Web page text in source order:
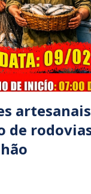
como irmão do
do Pará, evadiu-
às vítimas.
Federal (PRF) foi
de